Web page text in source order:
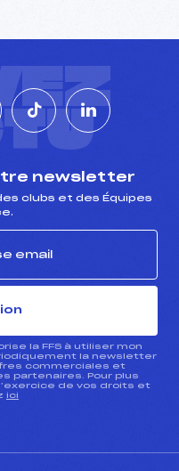
newsletter
clubs et des Équipes
la FFS à utiliser mon
la newsletter
commerciales et
partenaires. Pour plus
de vos droits et
ici